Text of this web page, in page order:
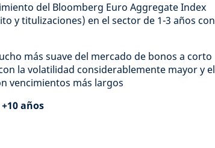
del Bloomberg Euro Aggregate Index
y titulizaciones) en el sector de 1-3 años con
más suave del mercado de bonos a corto
la volatilidad considerablemente mayor y el
vencimientos más largos
años